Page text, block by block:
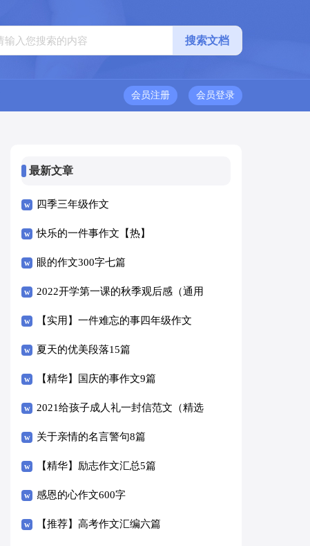
会员登录
会员注册
最新文章
四季三年级作文
快乐的一件事作文【热】
眼的作文300字七篇
2022开学第一课的秋季观后感（通用
14篇）
【实用】一件难忘的事四年级作文
300字3篇
夏天的优美段落15篇
【精华】国庆的事作文9篇
2021给孩子成人礼一封信范文（精选
6篇）
关于亲情的名言警句8篇
【精华】励志作文汇总5篇
感恩的心作文600字
【推荐】高考作文汇编六篇